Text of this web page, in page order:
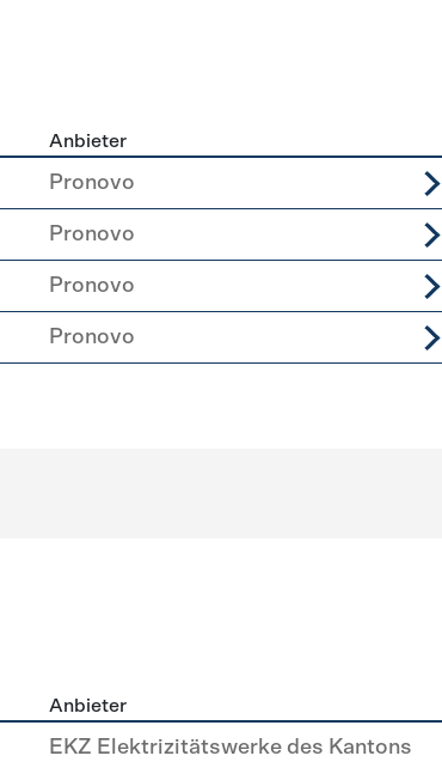
Anbieter
Pronovo
Pronovo
Pronovo
Pronovo
Anbieter
EKZ Elektrizitätswerke des Kantons